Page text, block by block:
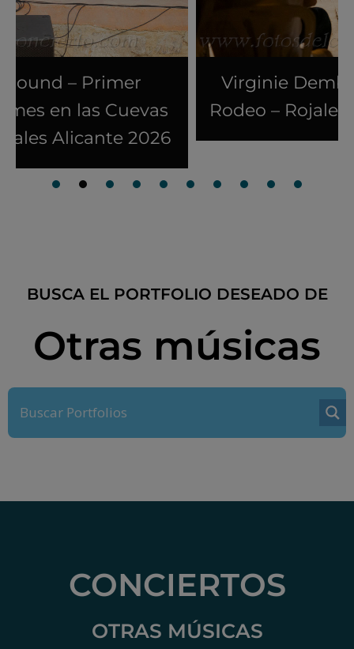
Virginie Dembélé – Cuevas del
Rodeo – Rojales – Alicante – 2026
BUSCA EL PORTFOLIO DESEADO DE
Otras músicas
CONCIERTOS
OTRAS MÚSICAS